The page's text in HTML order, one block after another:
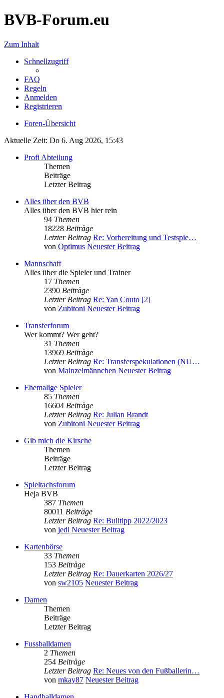
BVB-Forum.eu
Zum Inhalt
Schnellzugriff
FAQ
Regeln
Anmelden
Registrieren
Foren-Übersicht
Aktuelle Zeit: Do 6. Aug 2026, 15:43
Profi Abteilung
Themen
Beiträge
Letzter Beitrag
Alles über den BVB
Alles über den BVB hier rein
94 Themen
18228 Beiträge
Letzter Beitrag Re: Vorbereitung und Testspie…
von Optimus Neuester Beitrag
Mannschaft
Alles über die Spieler und Trainer
17 Themen
2390 Beiträge
Letzter Beitrag Re: Yan Couto [2]
von Zubitoni Neuester Beitrag
Transferforum
Wer kommt? Wer geht?
31 Themen
13969 Beiträge
Letzter Beitrag Re: Transferspekulationen (NU…
von Mainzelmännchen Neuester Beitrag
Ehemalige Spieler
85 Themen
16604 Beiträge
Letzter Beitrag Re: Julian Brandt
von Zubitoni Neuester Beitrag
Gib mich die Kirsche
Themen
Beiträge
Letzter Beitrag
Spieltachsforum
Heja BVB
387 Themen
80011 Beiträge
Letzter Beitrag Re: Bulitipp 2022/2023
von jedi Neuester Beitrag
Kartenbörse
33 Themen
153 Beiträge
Letzter Beitrag Re: Dauerkarten 2026/27
von sw2105 Neuester Beitrag
Damen
Themen
Beiträge
Letzter Beitrag
Fussballdamen
2 Themen
254 Beiträge
Letzter Beitrag Re: Neues von den Fußballerin…
von mkay87 Neuester Beitrag